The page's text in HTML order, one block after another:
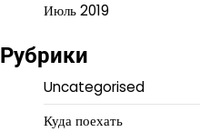
Июль 2019
Рубрики
Uncategorised
Куда поехать